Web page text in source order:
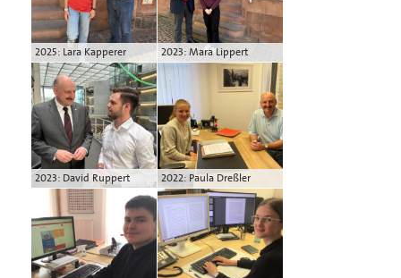
2025: Lara Kapperer 2023: Mara Lippert
2023: David Ruppert 2022: Paula Dreßler